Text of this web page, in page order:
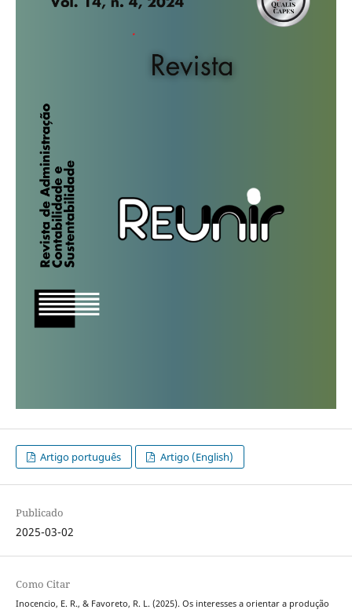
Artigo português Artigo (English)
Publicado
2025-03-02
Como Citar
Inocencio, E. R., & Favoreto, R. L. (2025). Os interesses a orientar a produção